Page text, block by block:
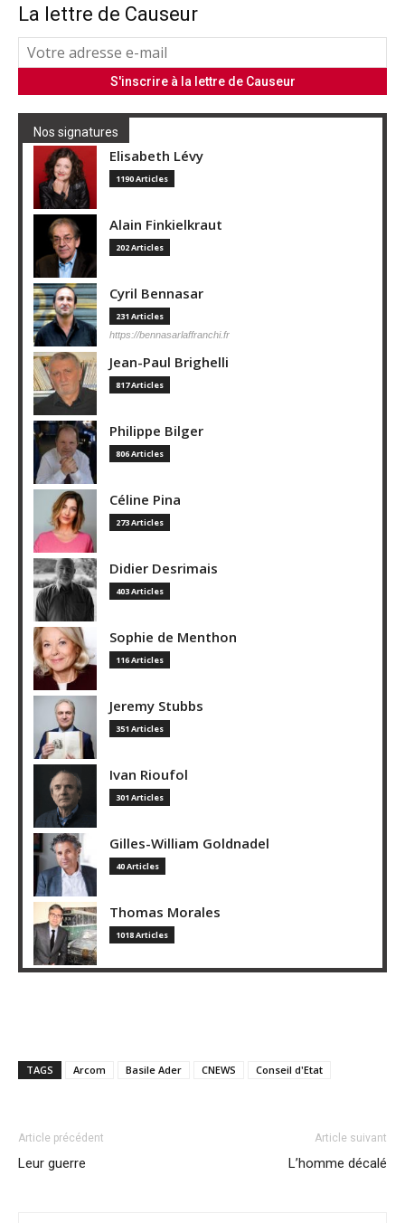
La lettre de Causeur
Nos signatures
Elisabeth Lévy
1190 Articles
Alain Finkielkraut
202 Articles
Cyril Bennasar
231 Articles
https://bennasarlaffranchi.fr
Jean-Paul Brighelli
817 Articles
Philippe Bilger
806 Articles
Céline Pina
273 Articles
Didier Desrimais
403 Articles
Sophie de Menthon
116 Articles
Jeremy Stubbs
351 Articles
Ivan Rioufol
301 Articles
Gilles-William Goldnadel
40 Articles
Thomas Morales
1018 Articles
TAGS Arcom Basile Ader CNEWS Conseil d'Etat
Article précédent
Leur guerre
Article suivant
L’homme décalé